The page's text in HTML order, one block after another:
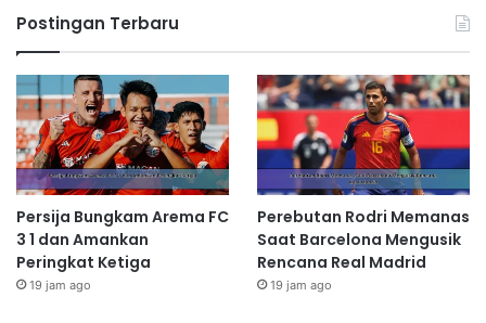
Postingan Terbaru
Persija Bungkam Arema FC
3 1 dan Amankan
Peringkat Ketiga
19 jam ago
Perebutan Rodri Memanas
Saat Barcelona Mengusik
Rencana Real Madrid
19 jam ago